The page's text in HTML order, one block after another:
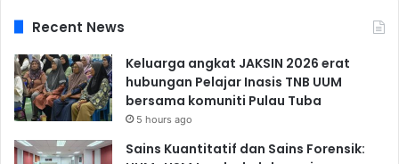
Recent News
Keluarga angkat JAKSIN 2026 erat
hubungan Pelajar Inasis TNB UUM
bersama komuniti Pulau Tuba
5 hours ago
Sains Kuantitatif dan Sains Forensik: